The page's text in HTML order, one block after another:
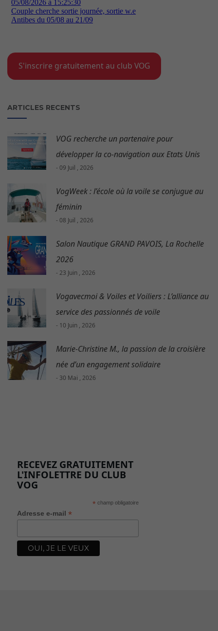
S'inscrire gratuitement au club VOG
ARTICLES RECENTS
VOG recherche un partenaire pour
développer la co-navigation aux Etats Unis
- 09 Juil , 2026
VogWeek : l’école où la voile se conjugue au
féminin
- 08 Juil , 2026
Salon Nautique GRAND PAVOIS, La Rochelle
2026
- 23 Juin , 2026
Vogavecmoi & Voiles et Voiliers : L’alliance au
service des passionnés de voile
- 10 Juin , 2026
Marie-Christine M., la passion de la croisière
née d’un engagement solidaire
- 30 Mai , 2026
RECEVEZ GRATUITEMENT
L'INFOLETTRE DU CLUB
VOG
* champ obligatoire
Adresse e-mail *